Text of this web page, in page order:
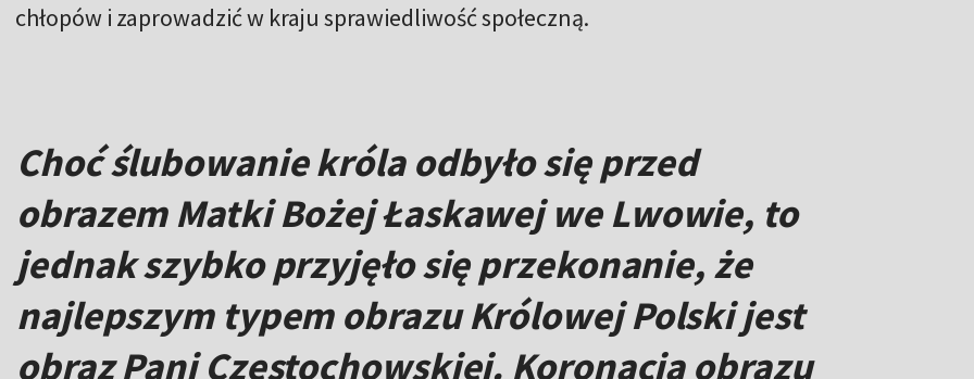
chłopów i zaprowadzić w kraju sprawiedliwość społeczną.
Choć ślubowanie króla odbyło się przed
obrazem Matki Bożej Łaskawej we Lwowie, to
jednak szybko przyjęło się przekonanie, że
najlepszym typem obrazu Królowej Polski jest
obraz Pani Częstochowskiej. Koronacja obrazu